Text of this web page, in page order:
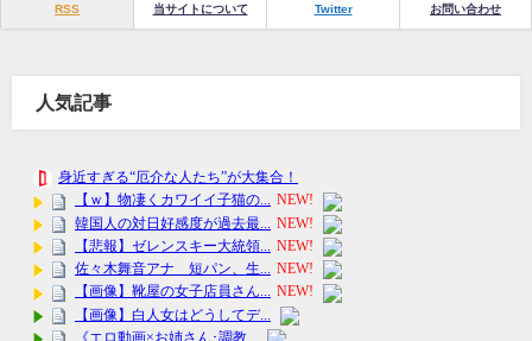
RSS 当サイトについて Twitter お問い合わせ
人気記事